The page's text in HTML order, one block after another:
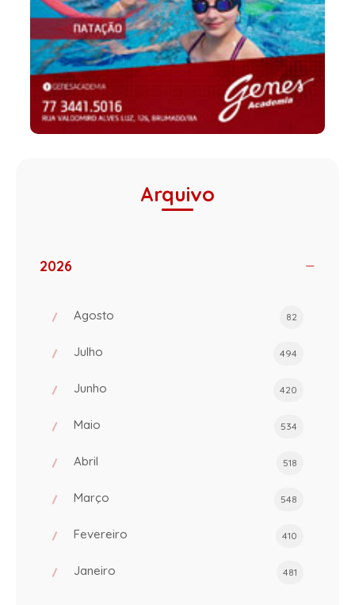
Arquivo
2026
Agosto 82
Julho 494
Junho 420
Maio 534
Abril 518
Março 548
Fevereiro 410
Janeiro 481